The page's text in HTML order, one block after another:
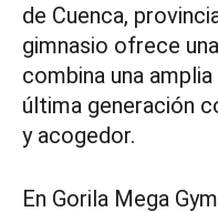
de Cuenca,
gimnasio ofrece
combina una
última generación
y acogedor.
En Gorila Mega